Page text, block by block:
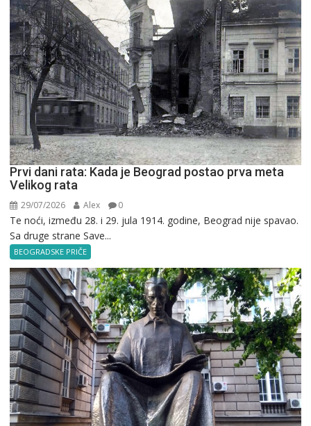
Prvi dani rata: Kada je Beograd postao prva meta
Velikog rata
29/07/2026 Alex 0
Te noći, između 28. i 29. jula 1914. godine, Beograd nije spavao.
Sa druge strane Save...
BEOGRADSKE PRIČE